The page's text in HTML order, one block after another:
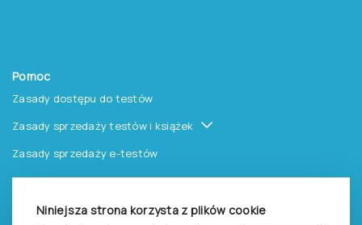
Niniejsza strona korzysta z plików cookie
Pomoc
Zasady dostępu do testów
Zasady sprzedaży testów i książek
Zasady sprzedaży e-testów
Cennik i katalog
Zasady zapisów na szkolenia